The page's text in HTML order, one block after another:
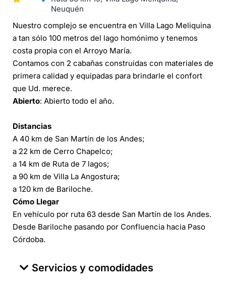
Neuquén
Nuestro complejo se encuentra en Villa Lago Meliquina
a tan sólo 100 metros del lago homónimo y tenemos
costa propia con el Arroyo María.
Contamos con 2 cabañas construidas con materiales de
primera calidad y equipadas para brindarle el confort
que Ud. merece.
Abierto: Abierto todo el año.
Distancias
A 40 km de San Martín de los Andes;
a 22 km de Cerro Chapelco;
a 14 km de Ruta de 7 lagos;
a 90 km de Villa La Angostura;
a 120 km de Bariloche.
Cómo Llegar
En vehículo por ruta 63 desde San Martín de los Andes.
Desde Bariloche pasando por Confluencia hacia Paso
Córdoba.
Servicios y comodidades